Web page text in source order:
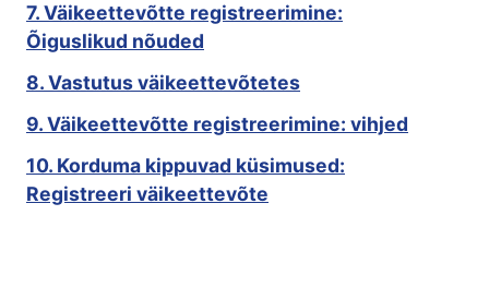
7. Väikeettevõtte registreerimine:
Õiguslikud nõuded
8. Vastutus väikeettevõtetes
9. Väikeettevõtte registreerimine: vihjed
10. Korduma kippuvad küsimused:
Registreeri väikeettevõte